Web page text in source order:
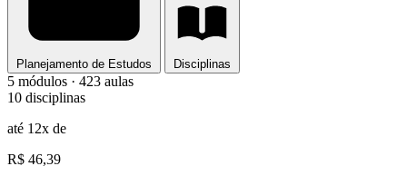
Planejamento de Estudos Disciplinas
5 módulos · 423 aulas
10 disciplinas
até 12x de
R$ 46,39